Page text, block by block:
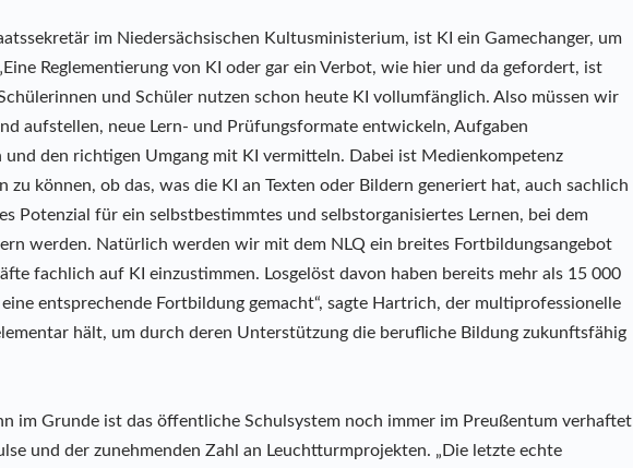
im Niedersächsischen Kultusministerium, ist KI ein Gamechanger, um
Reglementierung von KI oder gar ein Verbot, wie hier und da gefordert, ist
und Schüler nutzen schon heute KI vollumfänglich. Also müssen wir
aufstellen, neue Lern- und Prüfungsformate entwickeln, Aufgaben
und den richtigen Umgang mit KI vermitteln. Dabei ist Medienkompetenz
zu können, ob das, was die KI an Texten oder Bildern generiert hat, auch sachlich
Potenzial für ein selbstbestimmtes und selbstorganisiertes Lernen, bei dem
werden. Natürlich werden wir mit dem NLQ ein breites Fortbildungsangebot
fachlich auf KI einzustimmen. Losgelöst davon haben bereits mehr als 15 000
entsprechende Fortbildung gemacht“, sagte Hartrich, der multiprofessionelle
hält, um durch deren Unterstützung die berufliche Bildung zukunftsfähig
im Grunde ist das öffentliche Schulsystem noch immer im Preußentum verhaftet
und der zunehmenden Zahl an Leuchtturmprojekten. „Die letzte echte